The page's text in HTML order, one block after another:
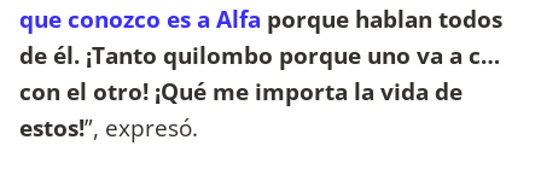
que conozco es a Alfa porque hablan todos
de él. ¡Tanto quilombo porque uno va a c…
con el otro! ¡Qué me importa la vida de
estos!”, expresó.